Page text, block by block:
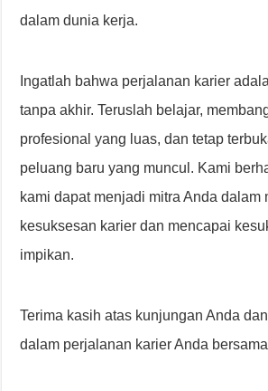
dalam dunia kerja.
Ingatlah bahwa perjalanan karier
tanpa akhir. Teruslah belajar,
profesional yang luas, dan tetap
peluang baru yang muncul. Kami
kami dapat menjadi mitra Anda dalam
kesuksesan karier dan mencapai
impikan.
Terima kasih atas kunjungan Anda
dalam perjalanan karier Anda